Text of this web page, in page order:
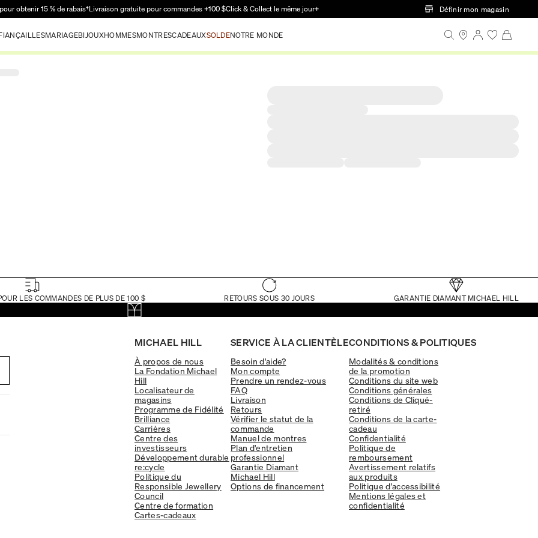
Passer au contenu principal
obtenir 15 % de rabais†Livraison gratuite pour commandes +100 $Click & Collect le même jour+ Définir mon magasin
MARIAGEBIJOUXHOMMESMONTRESCADEAUXSOLDENOTRE MONDE
LES COMMANDES DE PLUS DE 100 $ RETOURS SOUS 30 JOURS GARANTIE DIAMANT MICHAEL HILL
MICHAEL HILL
À propos de nous
La Fondation Michael
Hill
Localisateur de
magasins
Programme de Fidélité
Brilliance
Carrières
Centre des
investisseurs
Développement durable
re:cycle
Politique du
Responsible Jewellery
Council
Centre de formation
Cartes-cadeaux
SERVICE À LA CLIENTÈLE
Besoin d'aide?
Mon compte
Prendre un rendez-vous
FAQ
Livraison
Retours
Vérifier le statut de la
commande
Manuel de montres
Plan d'entretien
professionnel
Garantie Diamant
Michael Hill
Options de financement
CONDITIONS & POLITIQUES
Modalités & conditions
de la promotion
Conditions du site web
Conditions générales
Conditions de Cliqué-
retiré
Conditions de la carte-
cadeau
Confidentialité
Politique de
remboursement
Avertissement relatifs
aux produits
Politique d'accessibilité
Mentions légales et
confidentialité